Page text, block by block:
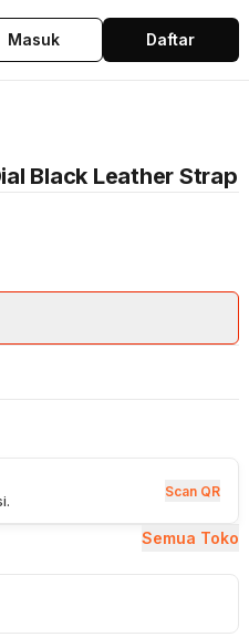
Masuk Daftar
Black Leather Strap
Scan QR
Semua Toko